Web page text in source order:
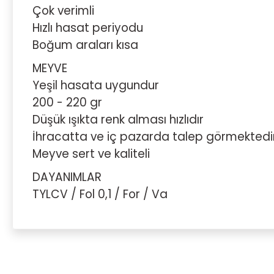
Çok verimli
Hızlı hasat periyodu
Boğum araları kısa
MEYVE
Yeşil hasata uygundur
200 - 220 gr
Düşük ışıkta renk alması hızlıdır
İhracatta ve iç pazarda talep
Meyve sert ve kaliteli
DAYANIMLAR
TYLCV / Fol 0,1 / For / Va